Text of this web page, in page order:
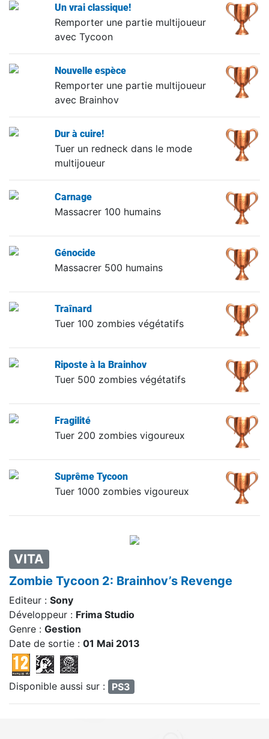
VITA
Zombie Tycoon 2: Brainhov’s Revenge
Editeur : Sony
Développeur : Frima Studio
Genre : Gestion
Date de sortie : 01 Mai 2013
Disponible aussi sur : PS3
Un vrai classique!
Remporter une partie multijoueur
avec Tycoon
Nouvelle espèce
Remporter une partie multijoueur
avec Brainhov
Dur à cuire!
Tuer un redneck dans le mode
multijoueur
Carnage
Massacrer 100 humains
Génocide
Massacrer 500 humains
Traînard
Tuer 100 zombies végétatifs
Riposte à la Brainhov
Tuer 500 zombies végétatifs
Fragilité
Tuer 200 zombies vigoureux
Suprême Tycoon
Tuer 1000 zombies vigoureux